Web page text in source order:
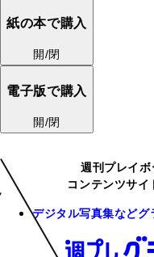
紙の本で購入
開/閉
電子版で購入
開/閉
週刊プレイ
コンテンツサイ
デジタル写真集など